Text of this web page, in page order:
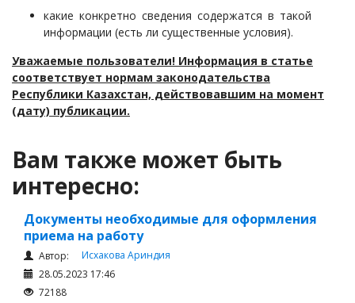
какие конкретно сведения содержатся в такой
информации (есть ли существенные условия).
Уважаемые пользователи! Информация в статье
соответствует нормам законодательства
Республики Казахстан, действовавшим на момент
(дату) публикации.
Вам также может быть
интересно:
Документы необходимые для оформления
приема на работу
Автор:
Исхакова Ариндия
28.05.2023 17:46
72188